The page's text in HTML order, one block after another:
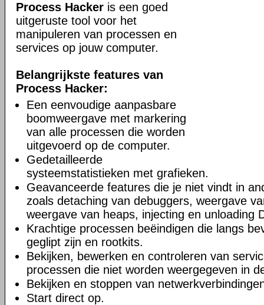
Process Hacker is een goed
uitgeruste tool voor het
manipuleren van processen en
services op jouw computer.
Belangrijkste features van
Process Hacker:
Een eenvoudige aanpasbare
boomweergave met markering
van alle processen die worden
uitgevoerd op de computer.
Gedetailleerde
systeemstatistieken met grafieken.
Geavanceerde features die je niet vindt in
zoals detaching van debuggers, weergave
weergave van heaps, injecting en unloading
Krachtige processen beëindigen die langs
geglipt zijn en rootkits.
Bekijken, bewerken en controleren van
processen die niet worden weergegeven in
Bekijken en stoppen van
Start direct op.